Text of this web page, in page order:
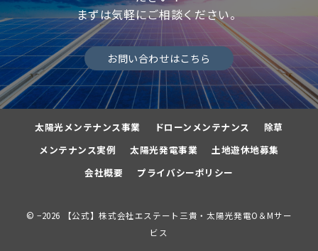
まずは気軽にご相談ください。
お問い合わせはこちら
太陽光メンテナンス事業 ドローンメンテナンス
除草
メンテナンス実例
太陽光発電事業
土地遊休地募集
会社概要
プライバシーポリシー
© −2026
【公式】株式会社エステート三貴・太陽光発電O＆Mサー
ビス